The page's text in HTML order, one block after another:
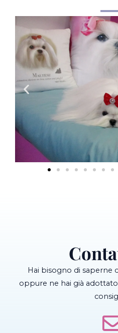
Hai bisogno di saperne
oppure ne hai già